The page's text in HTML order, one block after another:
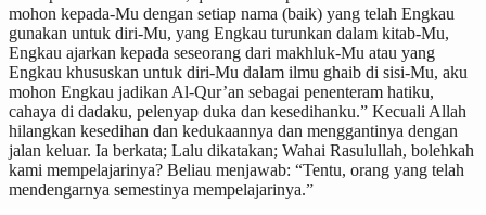
mohon kepada-Mu dengan setiap nama (baik) yang telah Engkau
gunakan untuk diri-Mu, yang Engkau turunkan dalam kitab-Mu,
Engkau ajarkan kepada seseorang dari makhluk-Mu atau yang
Engkau khususkan untuk diri-Mu dalam ilmu ghaib di sisi-Mu, aku
mohon Engkau jadikan Al-Qur’an sebagai penenteram hatiku,
cahaya di dadaku, pelenyap duka dan kesedihanku.” Kecuali Allah
hilangkan kesedihan dan kedukaannya dan menggantinya dengan
jalan keluar. Ia berkata; Lalu dikatakan; Wahai Rasulullah, bolehkah
kami mempelajarinya? Beliau menjawab: “Tentu, orang yang telah
mendengarnya semestinya mempelajarinya.”